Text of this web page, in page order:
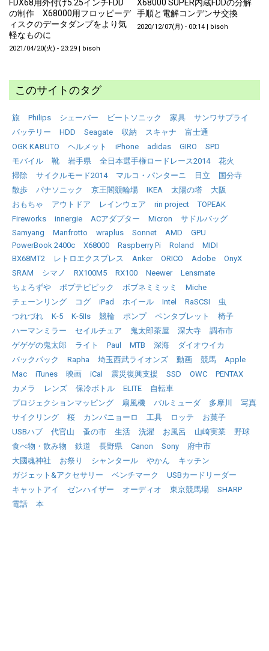
FDX68用外付け5.25インチFDD
の制作 X68000用フロッピーデ
ィスクのデータダンプをより気
軽なものに
2021/04/20(火) - 23:29 | bisoh
X68000 SUPER内蔵FDDの分解
手順と電解コンデンサ交換
2020/12/07(月) - 00:14 | bisoh
このサイトのタグ
旅 Philips シェーバー ビートソニック 家具
サンワサプライ
バッテリー
HDD Seagate 収納 スキャナ
富士通
OGK KABUTO
ヘルメット iPhone adidas GIRO
SPD
モバイル
靴 岩手県 全日本選手権ロードレース2014
花火
掃除
サイクルモード2014 マルコ・パンターニ 日立
国分寺
散歩
パナソニック 京王閣競輪場 IKEA 太陽の塔
大阪
おもちゃ
アウトドア レインウェア rin project
TOPEAK
Fireworks
innergie ACアダプター Micron
サドルバッグ
Samyang
Manfrotto wraplus Sonnet AMD
GPU
PowerBook 2400c
X68000 Raspberry Pi Roland
MIDI
BX68MT2
レトロエクスプレス Anker ORICO Adobe
OnyX
SRAM
シマノ RX100M5 RX100 Neewer
Lensmate
ちょろずや
ポプテピピック ボブネミミッミ
Miche
チェーンリング
コグ iPad ホイール Intel RaSCSI
虫
つれづれ
K-5 K-5IIs 競輪 ポンプ ペンタブレット
椅子
ハーマンミラー
セイルチェア 鬼太郎茶屋 深大寺
調布市
ゲゲゲの鬼太郎
ライト Paul MTB 深海
ダイオウイカ
バックパック
Rapha 埼玉西武ライオンズ 動画 競馬
Apple
Mac
iTunes 映画 iCal 震災復興支援 SSD OWC
PENTAX
カメラ
レンズ 保冷ボトル ELITE
自転車
プロジェクションマッピング
扇風機 バルミューダ 多摩川
写真
サイクリング
桜 カンパニョーロ 工具 ロッテ
お菓子
USBハブ
代官山 蚤の市 生活 洗濯 お風呂 山崎実業
野球
食べ物・飲み物
鉄道 長野県 Canon Sony
府中市
大國魂神社
お祭り シャンタール やかん
キッチン
ガジェット&アクセサリー
ベンチマーク
USBカードリーダー
キャットアイ
ゼンハイザー オーディオ 東京競馬場
SHARP
電話
本